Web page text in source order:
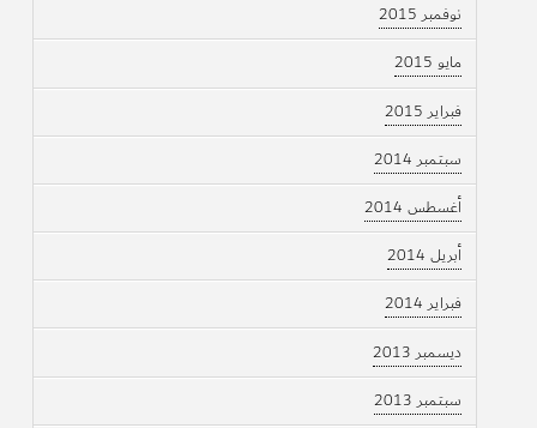
نوفمبر 2015
مايو 2015
فبراير 2015
سبتمبر 2014
أغسطس 2014
أبريل 2014
فبراير 2014
ديسمبر 2013
سبتمبر 2013